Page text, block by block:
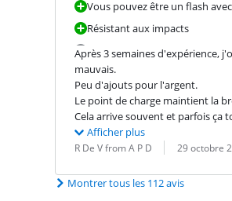
Vous pouvez être un flash
Résistant aux impacts
Après 3 semaines d'expérience,
mauvais.
Peu d'ajouts pour l'argent.
Le point de charge maintient la
Cela arrive souvent et parfois ça
Afficher plus
Évaluation par :
R De V from A P D
Date : 29 octobre
Traduction :
Montrer tous les 112 avis